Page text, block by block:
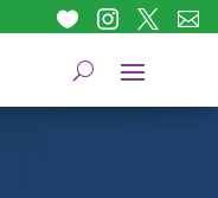



